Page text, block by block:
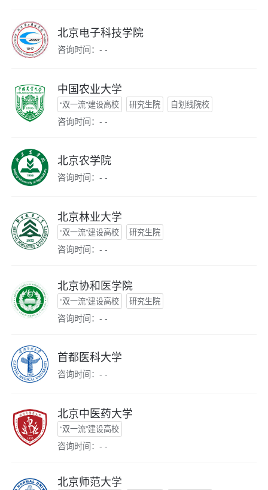
北京电子科技学院
咨询时间：- -
中国农业大学
“双一流”建设高校 研究生院 自划线院校
咨询时间：- -
北京农学院
咨询时间：- -
北京林业大学
“双一流”建设高校 研究生院
咨询时间：- -
北京协和医学院
“双一流”建设高校 研究生院
咨询时间：- -
首都医科大学
咨询时间：- -
北京中医药大学
“双一流”建设高校
咨询时间：- -
北京师范大学